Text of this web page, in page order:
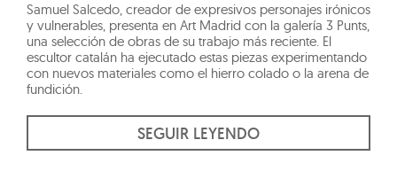
Samuel Salcedo, creador de expresivos personajes irónicos
y vulnerables, presenta en Art Madrid con la galería 3 Punts,
una selección de obras de su trabajo más reciente. El
escultor catalán ha ejecutado estas piezas experimentando
con nuevos materiales como el hierro colado o la arena de
fundición.
SEGUIR LEYENDO